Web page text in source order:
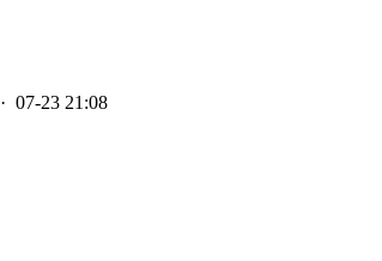
· 07-23 21:08